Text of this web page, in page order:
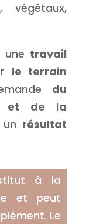
une travail
le terrain
du
et de la
résultat
à la
et peut
Le